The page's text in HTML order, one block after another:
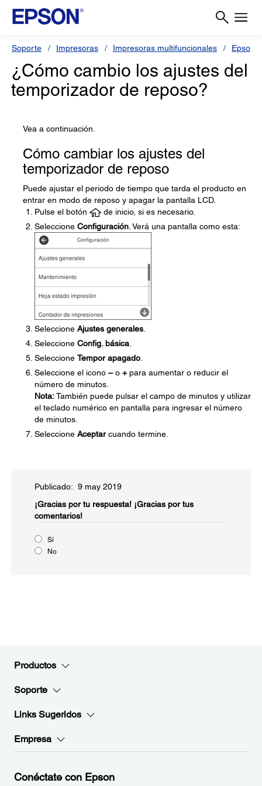
Soporte Impresoras Impresoras multifuncionales Epson
¿Cómo cambio los ajustes del
temporizador de reposo?
Vea a continuación.
Cómo cambiar los ajustes del
temporizador de reposo
Puede ajustar el periodo de tiempo que tarda el producto en
entrar en modo de reposo y apagar la pantalla LCD.
Pulse el botón
de inicio, si es necesario.
Seleccione Configuración . Verá una pantalla como esta:
Seleccione Ajustes generales
Seleccione Config. básica
Seleccione Tempor apagado
Seleccione el icono –o +para aumentar o reducir el
número de minutos.
Nota:También puede pulsar el campo de minutos y utilizar
el teclado numérico en pantalla para ingresar el número
de minutos.
Seleccione Aceptarcuando termine.
Publicado: 9 may 2019
¡Gracias por tu respuesta! ¡Gracias por tus
comentarios!
Sí
No
Productos
Soporte
Links Sugeridos
Empresa
Conéctate con Epson